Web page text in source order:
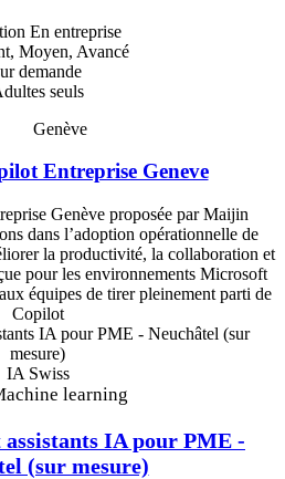
En entreprise
Moyen, Avancé
demande
seuls
Genève
Entreprise Geneve
Genève proposée par Maijin
dans l’adoption opérationnelle de
la productivité, la collaboration et
pour les environnements Microsoft
équipes de tirer pleinement parti de
Copilot
IA Swiss
learning
IA pour PME -
(sur mesure)